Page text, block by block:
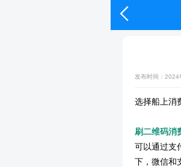

发布时间：2024
选择船上消
刷二维码消
可以通过支
下，微信和